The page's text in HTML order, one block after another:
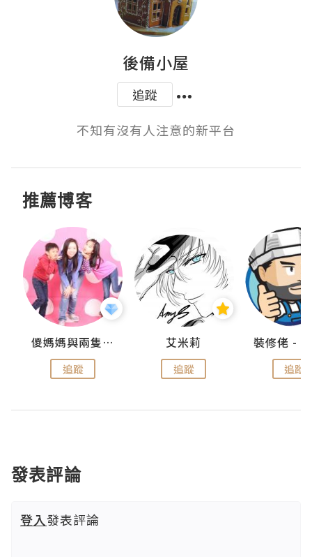
後備小屋
追蹤
不知有沒有人注意的新平台
推薦博客
儍媽媽與兩隻小魔怪之家
追蹤
艾米莉
追蹤 追蹤
發表評論
登入發表評論